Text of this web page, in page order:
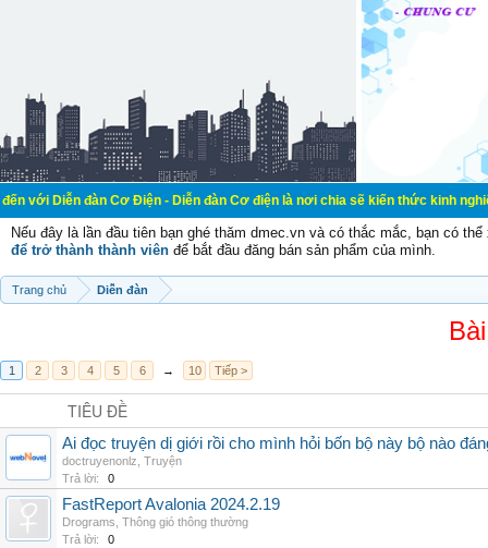
đàn Cơ Điện - Diễn đàn Cơ điện là nơi chia sẽ kiến thức kinh nghiệm
Nếu đây là lần đầu tiên bạn ghé thăm dmec.vn và có thắc mắc, bạn có
để trở thành thành viên để bắt đầu đăng bán sản phẩm của mình.
Trang chủ Diễn đàn
1 2 3 4 5 6 → 10 Tiếp >
TIÊU ĐỀ
Ai đọc truyện dị giới rồi cho mình hỏi bốn bộ này bộ nào
doctruyenonlz Truyện
Trả lời:
0
FastReport Avalonia 2024.2.19
Drograms Thông gió thông thường
Trả lời:
0